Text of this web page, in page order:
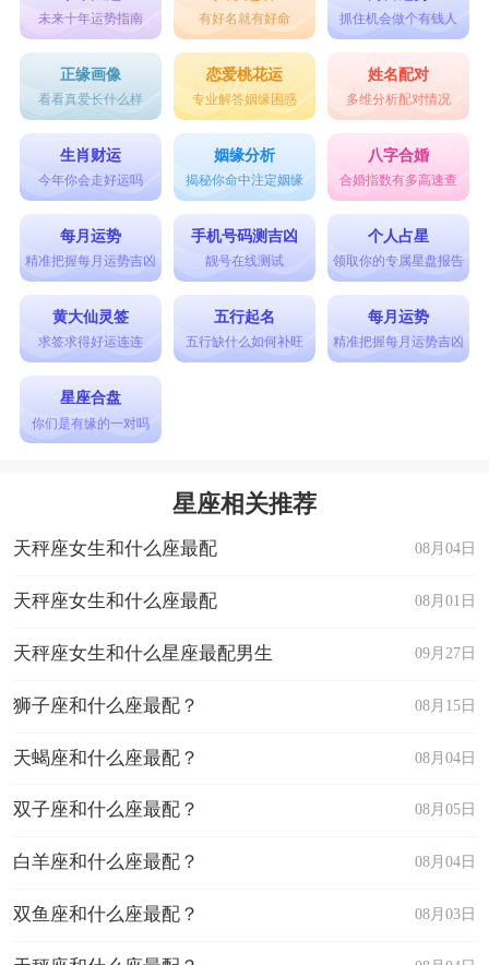
未来十年运势指南 有好名就有好命 抓住机会做个有钱人
正缘画像
看看真爱长什么样
恋爱桃花运
专业解答姻缘困惑
姓名配对
多维分析配对情况
生肖财运
今年你会走好运吗
姻缘分析
揭秘你命中注定姻缘
八字合婚
合婚指数有多高速查
每月运势
精准把握每月运势吉凶
手机号码测吉凶
靓号在线测试
个人占星
领取你的专属星盘报告
黄大仙灵签
求签求得好运连连
五行起名
五行缺什么如何补旺
每月运势
精准把握每月运势吉凶
星座合盘
你们是有缘的一对吗
星座相关推荐
08月04日
天秤座女生和什么座最配
08月01日
天秤座女生和什么座最配
09月27日
天秤座女生和什么星座最配男生
08月15日
狮子座和什么座最配？
08月04日
天蝎座和什么座最配？
08月05日
双子座和什么座最配？
08月04日
白羊座和什么座最配？
08月03日
双鱼座和什么座最配？